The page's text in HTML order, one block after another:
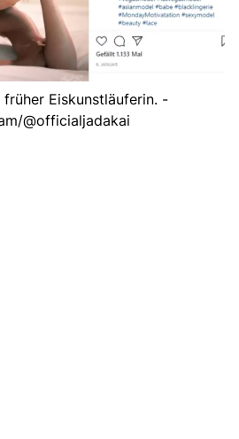
Eiskunstläuferin. -
@officialjadakai